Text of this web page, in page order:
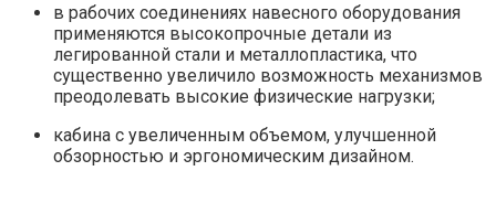
в рабочих соединениях навесного оборудования
применяются высокопрочные детали из
легированной стали и металлопластика, что
существенно увеличило возможность механизмов
преодолевать высокие физические нагрузки;
кабина с увеличенным объемом, улучшенной
обзорностью и эргономическим дизайном.